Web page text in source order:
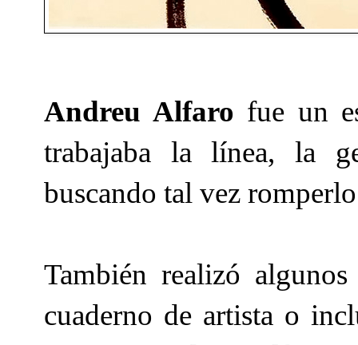
Andreu Alfaro fue un
trabajaba la línea, la
buscando tal vez
También realizó
cuaderno de artista o